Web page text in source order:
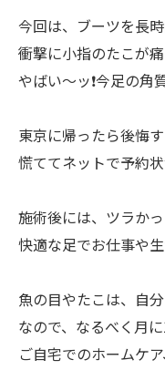
今回は、ブーツを長
衝撃に小指のたこが
やばい〜ッ❗️今足の
東京に帰ったら後悔
慌ててネットで予約
施術後には、ツラか
快適な足でお仕事や生
魚の目やたこは、自
なので、なるべく月
ご自宅でのホームケ